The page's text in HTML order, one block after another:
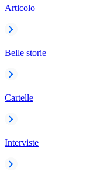
Articolo
Belle storie
Cartelle
Interviste